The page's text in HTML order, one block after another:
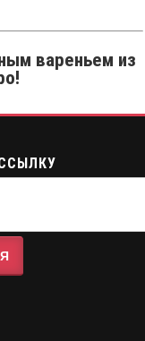
вареньем из